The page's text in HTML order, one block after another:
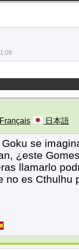
Français 日本語
se
¿este
llamarlo
no es Cthulhu